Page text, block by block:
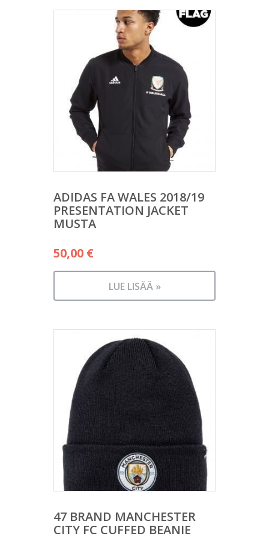
ADIDAS FA WALES 2018/19
PRESENTATION JACKET
MUSTA
50,00 €
LUE LISÄÄ »
47 BRAND MANCHESTER
CITY FC CUFFED BEANIE